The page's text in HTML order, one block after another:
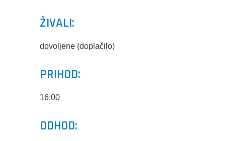
ŽIVALI:
dovoljene (doplačilo)
PRIHOD:
16:00
ODHOD: